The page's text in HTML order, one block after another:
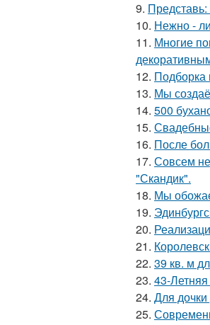
9.
10. Нежно -
11. Многие
12.
13. Мы
14. 500
15.
16. После
17. Совсем
"Скандик".
18. Мы
19.
20.
21.
22. 39 кв. м
23. 43-
24. Для
25.